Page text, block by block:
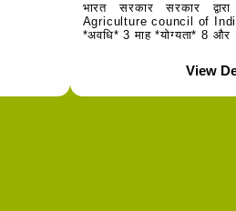
भारत सरकार सरकार
Agriculture council of
*अवधि* 3 माह *योग्यता* 8 और
View